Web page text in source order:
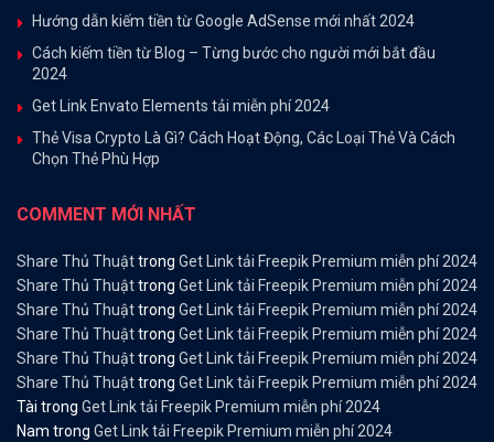
Hướng dẫn kiếm tiền từ Google AdSense mới nhất 2024
Cách kiếm tiền từ Blog – Từng bước cho người mới bắt đầu
2024
Get Link Envato Elements tải miễn phí 2024
Thẻ Visa Crypto Là Gì? Cách Hoạt Động, Các Loại Thẻ Và Cách
Chọn Thẻ Phù Hợp
COMMENT MỚI NHẤT
Share Thủ Thuậttrong Get Link tải Freepik Premium miễn phí 2024
Share Thủ Thuậttrong Get Link tải Freepik Premium miễn phí 2024
Share Thủ Thuậttrong Get Link tải Freepik Premium miễn phí 2024
Share Thủ Thuậttrong Get Link tải Freepik Premium miễn phí 2024
Share Thủ Thuậttrong Get Link tải Freepik Premium miễn phí 2024
Share Thủ Thuậttrong Get Link tải Freepik Premium miễn phí 2024
Tài trong Get Link tải Freepik Premium miễn phí 2024
Nam trong Get Link tải Freepik Premium miễn phí 2024